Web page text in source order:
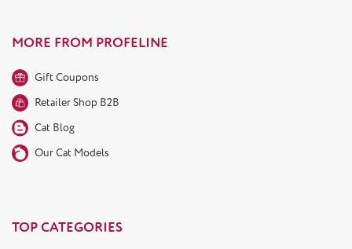
MORE FROM PROFELINE
Gift Coupons
Retailer Shop B2B
Cat Blog
Our Cat Models
TOP CATEGORIES